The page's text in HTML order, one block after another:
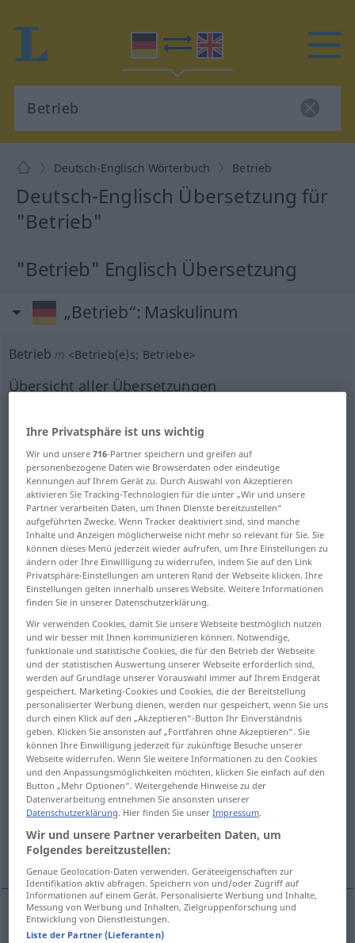
Deutsch-Englisch Wörterbuch Betrieb
Deutsch-Englisch Übersetzung für
"Betrieb"
"Betrieb" Englisch Übersetzung
„Betrieb“: Maskulinum
Betrieb m <Betrieb(e)s; Betriebe>
Übersicht aller Übersetzungen
business, factory, manufacturing plant, site,
workshop
workings
carrying on, running, management
manor farm, farm, farm estate, agricultural
undertaking
operation, service, practice, running,
attendance
activity hustle and bustle, traffic
merry-making
works, manufacturing shop, mill, shop, firm,
company
enterprise Weitere Beispiele...
business Betrieb WIRTSCH
Ihre Privatsphäre ist uns wichtig
Wir und unsere716-Partner speichern und greifen auf
personenbezogene Daten wie Browserdaten oder eindeutige
Kennungen auf Ihrem Gerät zu. Durch Auswahl von Akzeptieren
aktivieren Sie Tracking-Technologien für die unter „Wir und unsere
Partner verarbeiten Daten, um Ihnen Dienste bereitzustellen“
aufgeführten Zwecke. Wenn Tracker deaktiviert sind, sind manche
Inhalte und Anzeigen möglicherweise nicht mehr so relevant für Sie. Sie
können dieses Menü jederzeit wieder aufrufen, um Ihre Einstellungen zu
ändern oder Ihre Einwilligung zu widerrufen, indem Sie auf den Link
Privatsphäre-Einstellungen am unteren Rand der Webseite klicken. Ihre
Einstellungen gelten innerhalb unseres Website. Weitere Informationen
finden Sie in unserer Datenschutzerklärung.
Wir verwenden Cookies, damit Sie unsere Webseite bestmöglich nutzen
und wir besser mit Ihnen kommunizieren können. Notwendige,
funktionale und statistische Cookies, die für den Betrieb der Webseite
und der statistischen Auswertung unserer Webseite erforderlich sind,
werden auf Grundlage unserer Vorauswahl immer auf Ihrem Endgerät
gespeichert. Marketing-Cookies und Cookies, die der Bereitstellung
personalisierter Werbung dienen, werden nur gespeichert, wenn Sie uns
durch einen Klick auf den „Akzeptieren“-Button Ihr Einverständnis
geben. Klicken Sie ansonsten auf „Fortfahren ohne Akzeptieren“. Sie
können Ihre Einwilligung jederzeit für zukünftige Besuche unserer
Webseite widerrufen. Wenn Sie weitere Informationen zu den Cookies
und den Anpassungsmöglichkeiten möchten, klicken Sie einfach auf den
Button „Mehr Optionen“. Weitergehende Hinweise zu der
Datenverarbeitung entnehmen Sie ansonsten unserer
Datenschutzerklärung. Hier finden Sie unserImpressum.
Wir und unsere Partner verarbeiten Daten, um
Folgendes bereitzustellen:
Genaue Geolocation-Daten verwenden. Geräteeigenschaften zur
Identifikation aktiv abfragen. Speichern von und/oder Zugriff auf
Informationen auf einem Gerät. Personalisierte Werbung und Inhalte,
Messung von Werbung und Inhalten, Zielgruppenforschung und
Entwicklung von Dienstleistungen.
Liste der Partner (Lieferanten)